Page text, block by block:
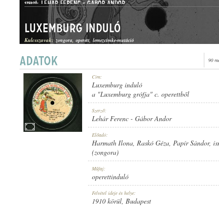
SZERZŐ: LEHÁR FERENC-GÁBOR ANDOR
OPERETTINDULÓ
Luxemburg induló
Kulcsszavak: zongora operett lemezcímke-mutáció
90
Cím:
Luxemburg induló
a "Luxemburg grófja" c. operettből
Szerző:
Lehár Ferenc - Gábor Andor
Előadó:
Harmath Ilona, Raskó Géza, Papír Sándor,
(zongora)
Műfaj:
operettinduló
Felvétel ideje és helye:
1910 körül, Budapest